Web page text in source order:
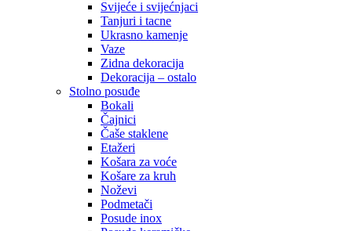
Svijeće i svijećnjaci
Tanjuri i tacne
Ukrasno kamenje
Vaze
Zidna dekoracija
Dekoracija – ostalo
Stolno posuđe
Bokali
Čajnici
Čaše staklene
Etažeri
Košara za voće
Košare za kruh
Noževi
Podmetači
Posude inox